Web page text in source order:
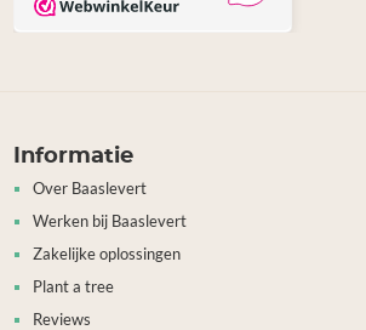
Informatie
Over Baaslevert
Werken bij Baaslevert
Zakelijke oplossingen
Plant a tree
Reviews